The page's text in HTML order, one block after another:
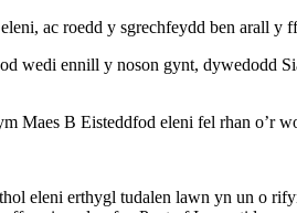
ac roedd y sgrechfeydd ben arall
ennill y noson gynt, dywedodd
B Eisteddfod eleni fel rhan o’r
eleni erthygl tudalen lawn yn un o